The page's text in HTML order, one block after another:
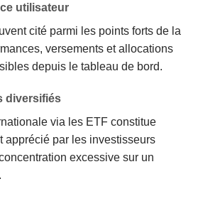
utilisateur
cité parmi les points forts de la
versements et allocations
depuis le tableau de bord.
diversifiés
via les ETF constitue
apprécié par les investisseurs
excessive sur un